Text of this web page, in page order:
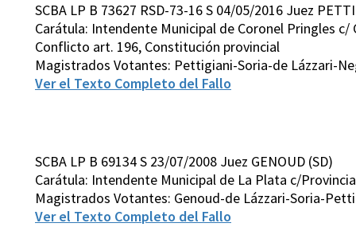
SCBA LP B 73627 RSD-73-16 S 04/05/2016 Juez
Carátula: Intendente Municipal de Coronel Pringles
Conflicto art. 196, Constitución provincial
Magistrados Votantes: Pettigiani-Soria-de Lázzari-
Ver el Texto Completo del Fallo
SCBA LP B 69134 S 23/07/2008 Juez GENOUD (SD)
Carátula: Intendente Municipal de La Plata c/
Magistrados Votantes: Genoud-de Lázzari-Soria-
Ver el Texto Completo del Fallo